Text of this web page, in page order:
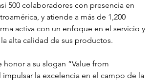
500 colaboradores con presencia en
y atiende a más de 1,200
activa con un enfoque en el servicio y
alta calidad de sus productos.
honor a su slogan “Value from
impulsar la excelencia en el campo de la